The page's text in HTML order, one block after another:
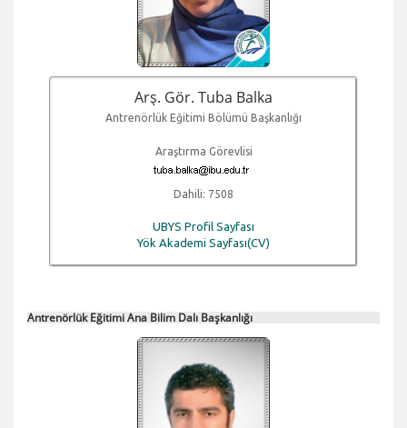
Arş. Gör. Tuba Balka
Antrenörlük Eğitimi Bölümü Başkanlığı
Araştırma Görevlisi
Dahili: 7508
UBYS Profil Sayfası
Yök Akademi Sayfası(CV)
Antrenörlük Eğitimi Ana Bilim Dalı Başkanlığı